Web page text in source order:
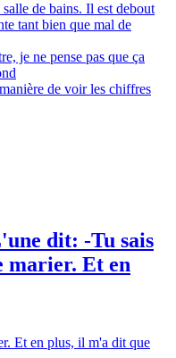
de bains. Il est debout
tant bien que mal de
je ne pense pas que ça
de voir les chiffres
dit: -Tu sais
marier. Et en
Et en plus, il m'a dit que